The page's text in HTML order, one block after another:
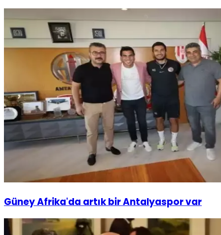
Güney Afrika'da artık bir Antalyaspor var